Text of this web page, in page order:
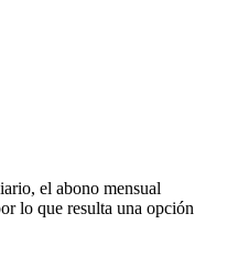
el abono mensual
lo que resulta una opción